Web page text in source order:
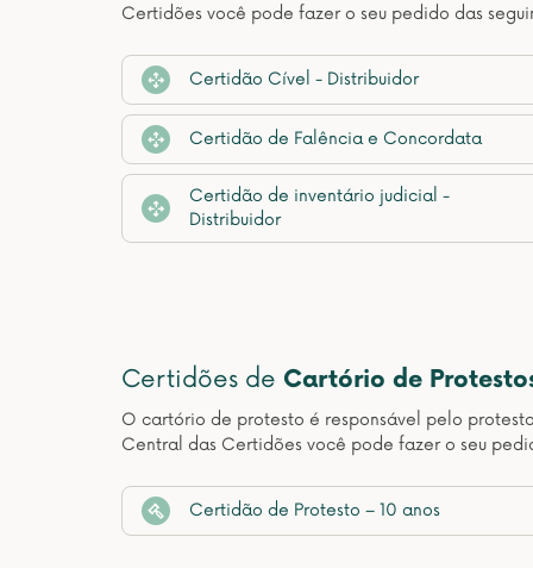
Certidões você pode fazer o seu pedido das
Certidão Cível - Distribuidor
Certidão de Falência e Concordata
Certidão de inventário judicial -
Distribuidor
Certidões de Cartório de
O cartório de protesto é responsável pelo
Central das Certidões você pode fazer o seu
Certidão de Protesto – 10 anos